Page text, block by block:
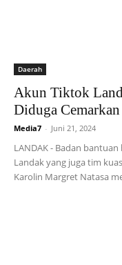
Daerah
Akun Tiktok
Diduga
Media7 - Juni 21, 2024
LANDAK - Badan
Landak yang juga tim
Karolin Margret Natasa